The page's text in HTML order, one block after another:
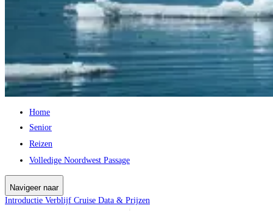
Home
Senior
Reizen
Volledige Noordwest Passage
Navigeer naar
Introductie Verblijf Cruise Data & Prijzen